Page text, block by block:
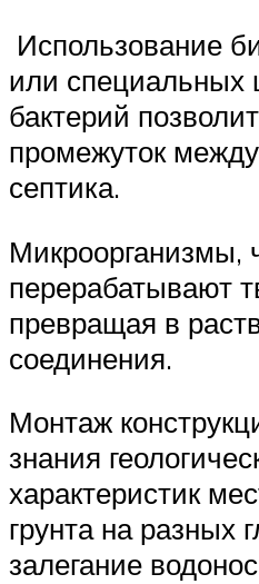
Использование
или
бактерий
промежуток
септика.
Микроорганизмы,
перерабатывают
превращая в
соединения.
Монтаж
знания
характеристик
грунта на разных
залегание